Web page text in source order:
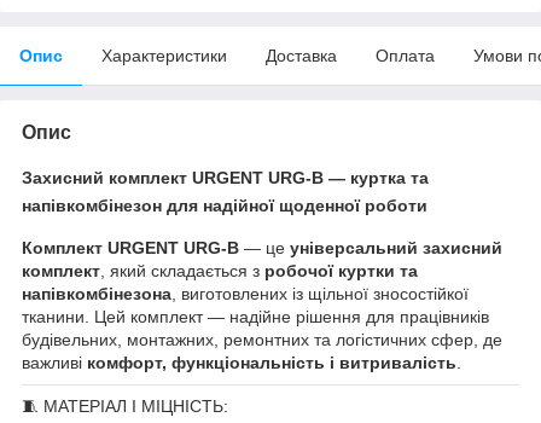
Опис Характеристики Доставка Оплата Умови
Опис
Захисний комплект URGENT URG-B — куртка та
напівкомбінезон для надійної щоденної роботи
Комплект URGENT URG-B — це універсальний захисний
комплект, який складається з робочої куртки та
напівкомбінезона, виготовлених із щільної зносостійкої
тканини. Цей комплект — надійне рішення для працівників
будівельних, монтажних, ремонтних та логістичних сфер, де
важливі комфорт, функціональність і витривалість.
🧵 МАТЕРІАЛ І МІЦНІСТЬ: